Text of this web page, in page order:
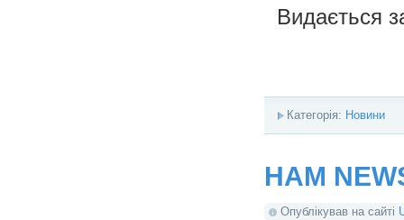
Видається
Категорія: Новини
HAM
Опублікував на сайті